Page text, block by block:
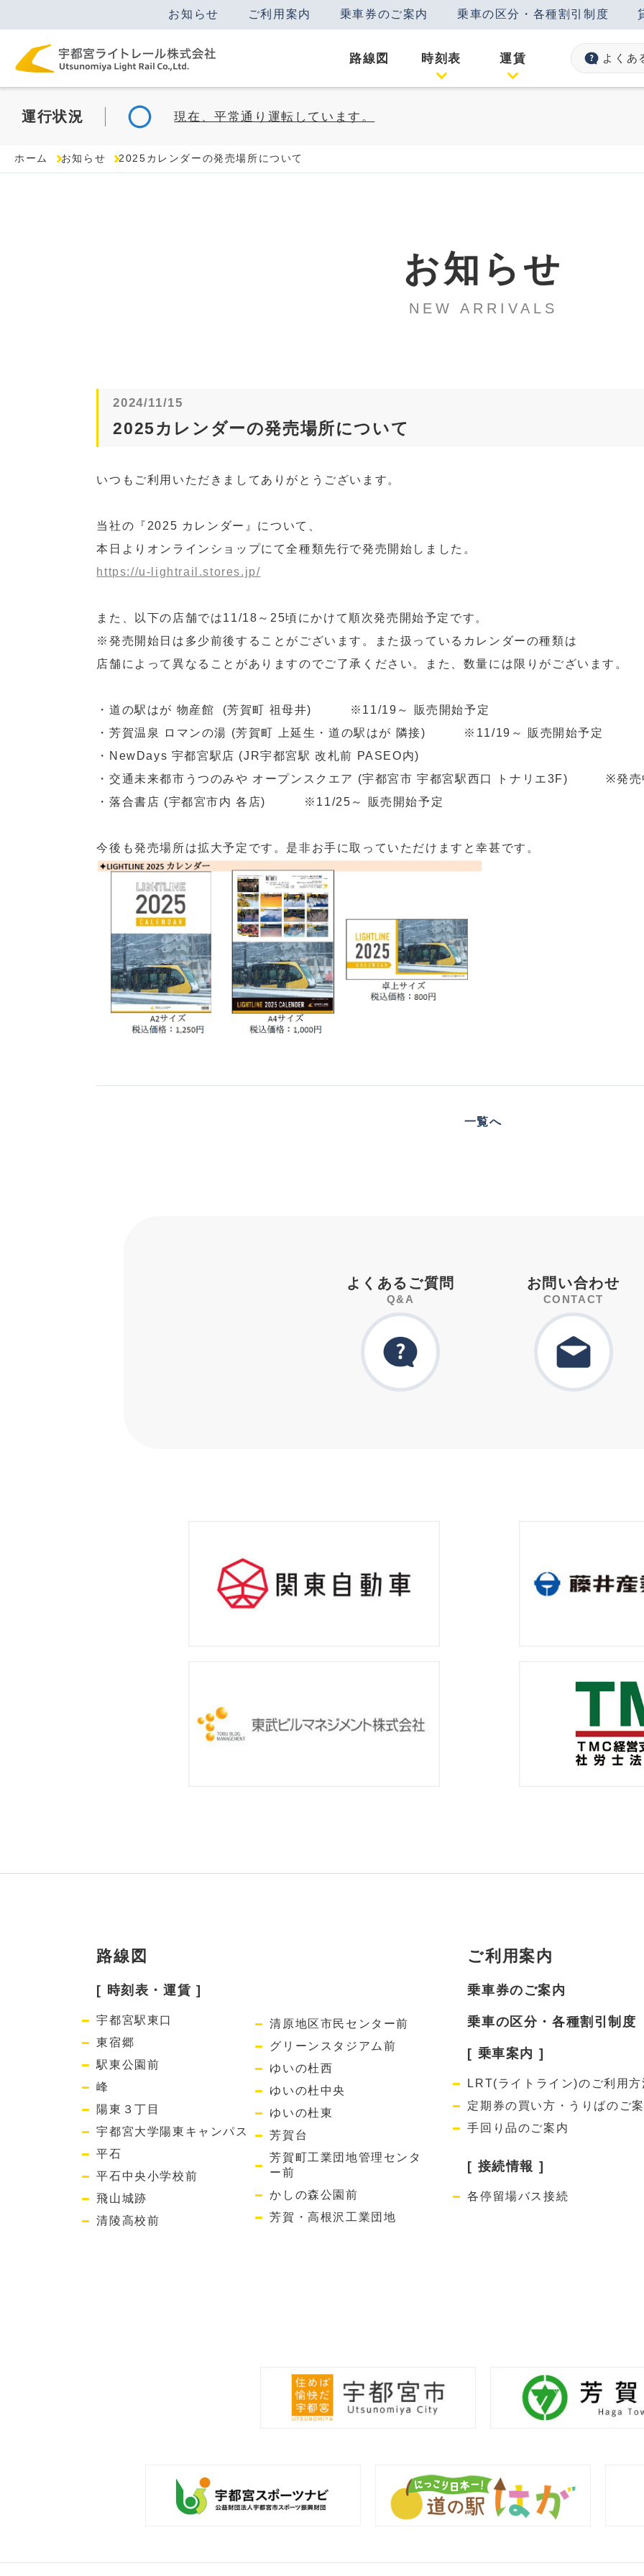
お知らせ ご利用案内 乗車券のご案内 乗車の区分・各種割引制度
路線図 時刻表 運賃 よくあ
運行状況 現在、平常通り運転しています。
ホーム お知らせ 2025カレンダーの発売場所について
お知らせ
NEW ARRIVALS
2024/11/15
2025カレンダーの発売場所について
いつもご利用いただきましてありがとうございます。
当社の『2025 カレンダー』について、
本日よりオンラインショップにて全種類先行で発売開始しました。
https://u-lightrail.stores.jp/
また、以下の店舗では11/18～25頃にかけて順次発売開始予定です。
※発売開始日は多少前後することがございます。また扱っているカレンダーの種類は
店舗によって異なることがありますのでご了承ください。また、数量には限りがございます。
・道の駅はが 物産館 (芳賀町 祖母井) ※11/19～ 販売開始予定
・芳賀温泉 ロマンの湯 (芳賀町 上延生・道の駅はが 隣接) ※11/19～ 販売開始予定
・NewDays 宇都宮駅店 (JR宇都宮駅 改札前 PASEO内)
・交通未来都市うつのみや オープンスクエア (宇都宮市 宇都宮駅西口 トナリエ3F) ※発売
・落合書店 (宇都宮市内 各店) ※11/25～ 販売開始予定
今後も発売場所は拡大予定です。是非お手に取っていただけますと幸甚です。
一覧へ
よくあるご質問
Q&A
お問い合わせ
CONTACT
路線図
[ 時刻表・運賃 ]
宇都宮駅東口
東宿郷
駅東公園前
峰
陽東３丁目
宇都宮大学陽東キャンパス
平石
平石中央小学校前
飛山城跡
清陵高校前
清原地区市民センター前
グリーンスタジアム前
ゆいの杜西
ゆいの杜中央
ゆいの杜東
芳賀台
芳賀町工業団地管理センタ
ー前
かしの森公園前
芳賀・高根沢工業団地
ご利用案内
乗車券のご案内
乗車の区分・各種割引制度
[ 乗車案内 ]
LRT(ライトライン)のご利用方
定期券の買い方・うりばのご
手回り品のご案内
[ 接続情報 ]
各停留場バス接続